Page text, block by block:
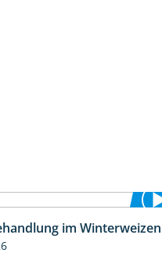
1:28
im Winterweizen